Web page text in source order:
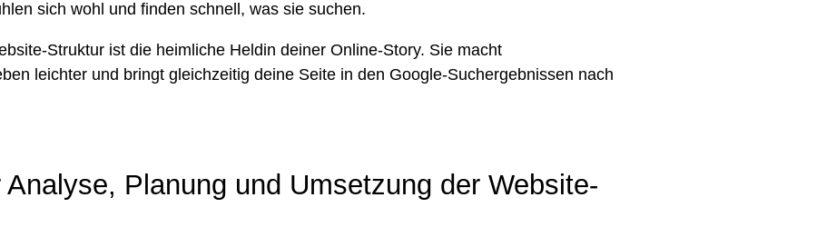
sich wohl und finden schnell, was sie suchen.
Struktur ist die heimliche Heldin deiner Online-Story. Sie macht
leichter und bringt gleichzeitig deine Seite in den Google-Suchergebnissen nach
Planung und Umsetzung der Website-